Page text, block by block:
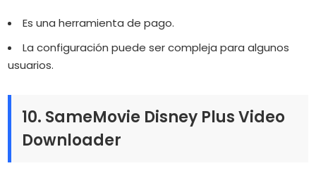
Es una herramienta de pago.
La configuración puede ser compleja para algunos
usuarios.
10. SameMovie Disney Plus Video
Downloader